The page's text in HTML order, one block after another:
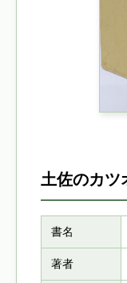
土佐のカツ
書名
著者